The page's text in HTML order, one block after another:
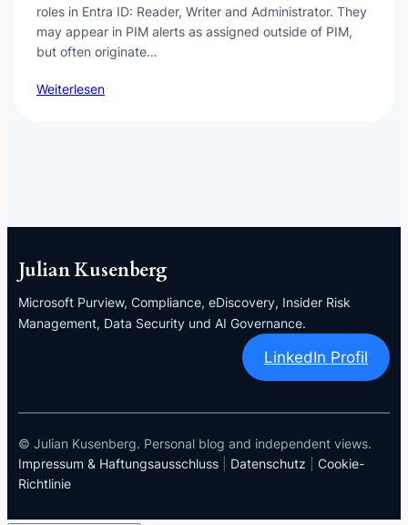
roles in Entra ID: Reader, Writer and Administrator. They
may appear in PIM alerts as assigned outside of PIM,
but often originate…
Weiterlesen
Julian Kusenberg
Microsoft Purview, Compliance, eDiscovery, Insider Risk
Management, Data Security und AI Governance.
LinkedIn Profil
© Julian Kusenberg. Personal blog and independent views.
Impressum & Haftungsausschluss
Datenschutz
Cookie-
Richtlinie